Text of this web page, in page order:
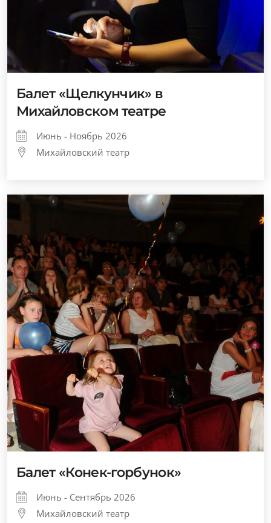
Балет «Щелкунчик» в
Михайловском театре
Июнь - Ноябрь 2026
Михайловский театр
Балет «Конек-горбунок»
Июнь - Сентябрь 2026
Михайловский театр